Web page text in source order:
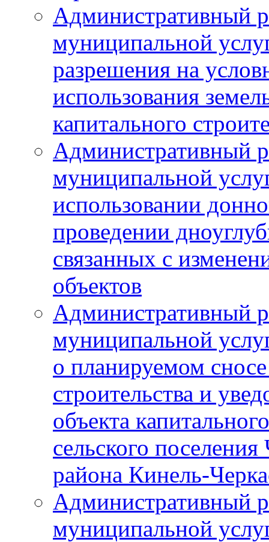
Административный
муниципальной
разрешения на
использования
капитального
Административный
муниципальной
использовании
проведении
связанных с
объектов
Административный
муниципальной
о планируемом
строительства и
объекта
сельского
района Кинель-
Административный
муниципальной